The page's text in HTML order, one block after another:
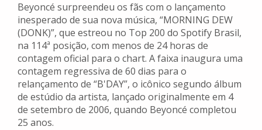
Beyoncé surpreendeu os fãs com o lançamento
inesperado de sua nova música, “MORNING DEW
(DONK)”, que estreou no Top 200 do Spotify Brasil,
na 114ª posição, com menos de 24 horas de
contagem oficial para o chart. A faixa inaugura uma
contagem regressiva de 60 dias para o
relançamento de “B'DAY”, o icônico segundo álbum
de estúdio da artista, lançado originalmente em 4
de setembro de 2006, quando Beyoncé completou
25 anos.